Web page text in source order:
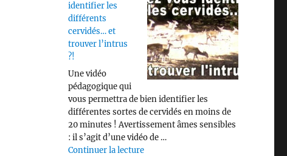
identifier les
différents
cervidés… et
trouver l’intrus
?!
Une vidéo
pédagogique qui
vous permettra de bien identifier les
différentes sortes de cervidés en moins de
20 minutes ! Avertissement âmes sensibles
: il s’agit d’une vidéo de …
Continuer la lecturede « Savez vous identifier les